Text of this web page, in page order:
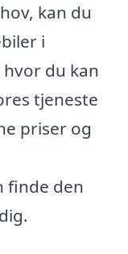
kan du
i
du kan
tjeneste
priser og
finde den